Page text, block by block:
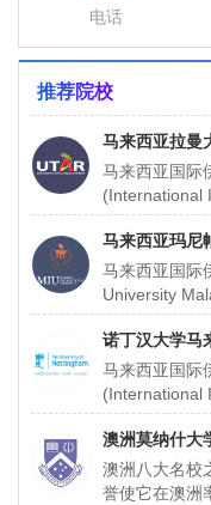
电话
推荐院校
马来西亚拉曼
马来西亚国
(International
IIUM，由马来
马来西亚玛尼
马来西亚国际
University
1983年倡议和
诺丁汉大学马
马来西亚国
(International
IIUM，由马来
澳洲莫纳什大
澳洲八大名校
誉使它在澳洲